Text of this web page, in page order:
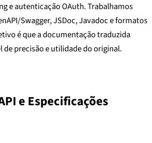
e autenticação OAuth. Trabalhamos
Swagger, JSDoc, Javadoc e formatos
é que a documentação traduzida
de precisão e utilidade do original.
e Especificações